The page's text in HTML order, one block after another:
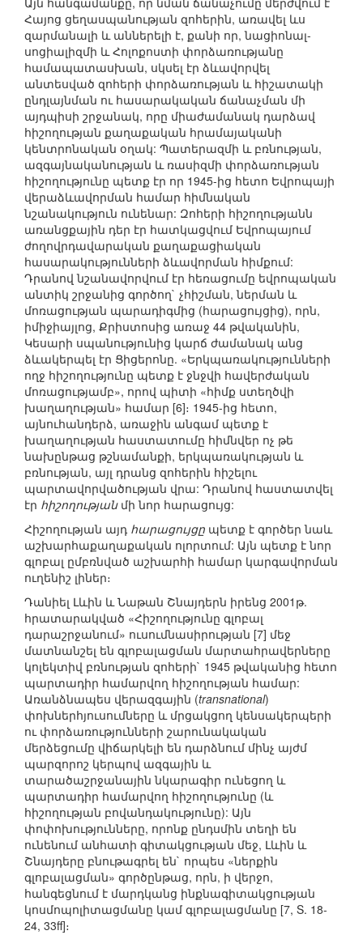
Հայոց ցեղասպանության զոհերին, առավել ևս
զարմանալի և աններելի է, քանի որ, նացիոնալ-
սոցիալիզմի և Հոլոքոստի փորձառությանը
համապատասխան, սկսել էր ձևավորվել
անտեսված զոհերի փորձառության և հիշատակի
ընդլայնման ու հասարակական ճանաչման մի
այդպիսի շրջանակ, որը միաժամանակ դարձավ
հիշողության քաղաքական հրամայականի
կենտրոնական օղակ: Պատերազմի և բռնության,
ազգայնականության և ռասիզմի փորձառության
հիշողությունը պետք էր որ 1945-ից հետո Եվրոպայի
վերաձևավորման համար հիմնական
նշանակություն ունենար: Զոհերի հիշողությանն
առանցքային դեր էր հատկացվում Եվրոպայում
ժողովրդավարական քաղաքացիական
հասարակությունների ձևավորման հիմքում:
Դրանով նշանավորվում էր հեռացումը եվրոպական
անտիկ շրջանից գործող` չհիշման, ներման և
մոռացության պարադիգմից (հարացույցից), որն,
իմիջիայլոց, Քրիստոսից առաջ 44 թվականին,
Կեսարի սպանությունից կարճ ժամանակ անց
ձևակերպել էր Ցիցերոնը. «Երկպառակությունների
ողջ հիշողությունը պետք է ջնջվի հավերժական
մոռացությամբ», որով պիտի «հիմք ստեղծվի
խաղաղության» համար [6]։ 1945-ից հետո,
այնուհանդերձ, առաջին անգամ պետք է
խաղաղության հաստատումը հիմնվեր ոչ թե
նախընթաց թշնամանքի, երկպառակության և
բռնության, այլ դրանց զոհերին հիշելու
պարտավորվածության վրա: Դրանով հաստատվել
էր հիշողությանմի նոր հարացույց:
Հիշողության այդ հարացույցը պետք է գործեր նաև
աշխարհաքաղաքական ոլորտում: Այն պետք է նոր
գլոբալ ըմբռնված աշխարհի համար կարգավորման
ուղենիշ լիներ։
Դանիել Լևին և Նաթան Շնայդերն իրենց 2001թ.
հրատարակված «Հիշողությունը գլոբալ
դարաշրջանում» ուսումնասիրության [7] մեջ
մատնանշել են գլոբալացման մարտահրավերները
կոլեկտիվ բռնության զոհերի` 1945 թվականից հետո
պարտադիր համարվող հիշողության համար:
Առանձնապես վերազգային (transnational)
փոխներհյուսումները և մրցակցող կենսակերպերի
ու փորձառությունների շարունակական
մերձեցումը վիճարկելի են դարձնում մինչ այժմ
պարզորոշ կերպով ազգային և
տարածաշրջանային նկարագիր ունեցող և
պարտադիր համարվող հիշողությունը (և
հիշողության բովանդակությունը): Այն
փոփոխությունները, որոնք ընդսմին տեղի են
ունենում անհատի գիտակցության մեջ, Լևին և
Շնայդերը բնութագրել են` որպես «ներքին
գլոբալացման» գործընթաց, որն, ի վերջո,
հանգեցնում է մարդկանց ինքնագիտակցության
կոսմոպոլիտացմանը կամ գլոբալացմանը [7, S. 18-
24, 33ff]։